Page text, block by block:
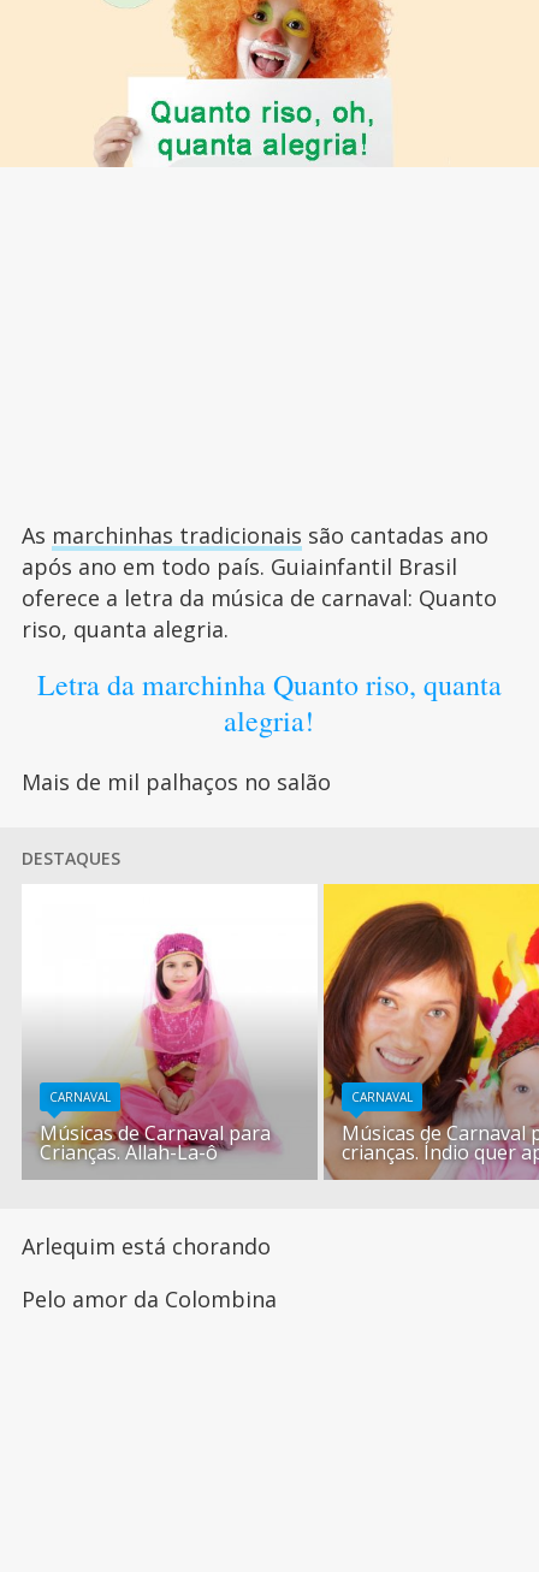
As marchinhas tradicionais são cantadas ano
após ano em todo país. Guiainfantil Brasil
oferece a letra da música de carnaval: Quanto
riso, quanta alegria.
Letra da marchinha Quanto riso, quanta
alegria!
Mais de mil palhaços no salão
DESTAQUES
CARNAVAL
Músicas de Carnaval para
Crianças. Allah-La-ô
CARNAVAL
Músicas de Carnaval
crianças. Índio quer
Arlequim está chorando
Pelo amor da Colombina